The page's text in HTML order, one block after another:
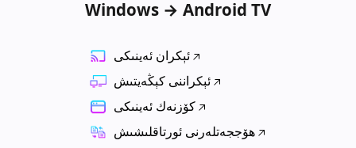
Windows → Android TV
ئېكران ئەينىكى
ئېكراننى كېڭەيتىش
كۆزنەك ئەينىكى
ھۆججەتلەرنى ئورتاقلىشىش